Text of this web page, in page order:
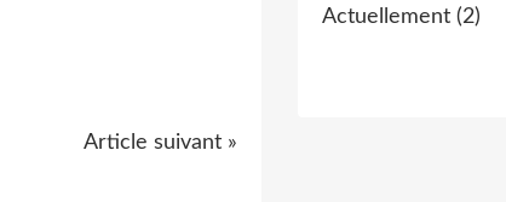
Article suivant »
Actuellement (2)